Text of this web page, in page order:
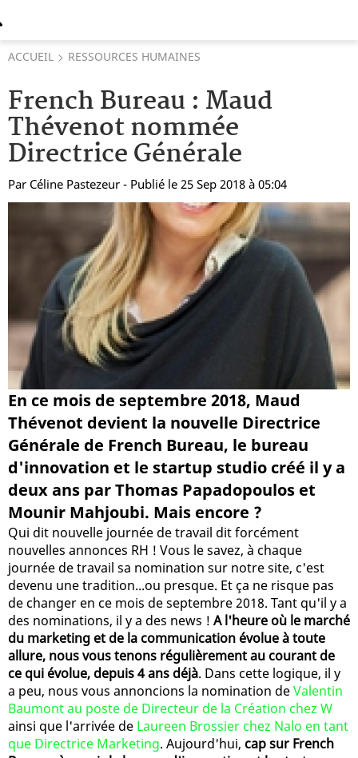
ACCUEIL RESSOURCES HUMAINES
French Bureau : Maud
Thévenot nommée
Directrice Générale
Par Céline Pastezeur - Publié le 25 Sep 2018 à 05:04
En ce mois de septembre 2018, Maud
Thévenot devient la nouvelle Directrice
Générale de French Bureau, le bureau
d'innovation et le startup studio créé il y a
deux ans par Thomas Papadopoulos et
Mounir Mahjoubi. Mais encore ?
Qui dit nouvelle journée de travail dit forcément
nouvelles annonces RH ! Vous le savez, à chaque
journée de travail sa nomination sur notre site, c'est
devenu une tradition...ou presque. Et ça ne risque pas
de changer en ce mois de septembre 2018. Tant qu'il y a
des nominations, il y a des news ! A l'heure où le marché
du marketing et de la communication évolue à toute
allure, nous vous tenons régulièrement au courant de
ce qui évolue, depuis 4 ans déjà. Dans cette logique, il y
a peu, nous vous annoncions la nomination deValentin
Baumont au poste de Directeur de la Création chez W
ainsi que l'arrivée de Laureen Brossier chez Nalo en tant
que Directrice Marketing. Aujourd'hui, cap sur French